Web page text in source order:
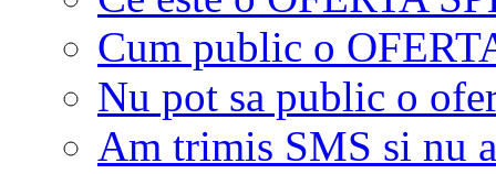
Cum public o
Nu pot sa public o
Am trimis SMS si nu